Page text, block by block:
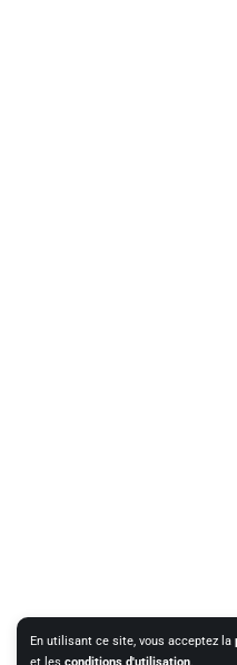
En utilisant ce site, vous acceptez la